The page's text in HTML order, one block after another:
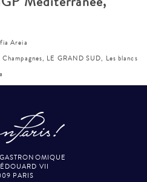
Areia
, LE GRAND SUD, Les blancs
VII
PARIS